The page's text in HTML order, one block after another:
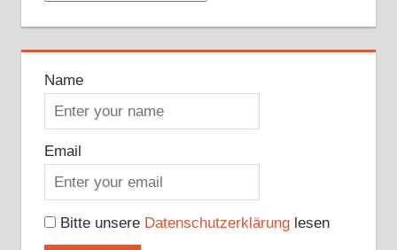
Name
Email
Bitte unsere Datenschutzerklärunglesen